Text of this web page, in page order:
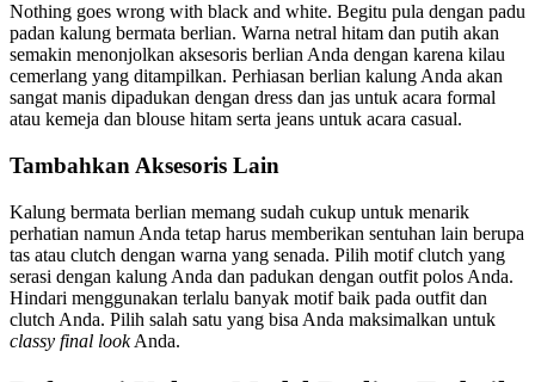
Nothing goes wrong with black and white. Begitu pula dengan padu
padan kalung bermata berlian. Warna netral hitam dan putih akan
semakin menonjolkan aksesoris berlian Anda dengan karena kilau
cemerlang yang ditampilkan. Perhiasan berlian kalung Anda akan
sangat manis dipadukan dengan dress dan jas untuk acara formal
atau kemeja dan blouse hitam serta jeans untuk acara casual.
Tambahkan Aksesoris Lain
Kalung bermata berlian memang sudah cukup untuk menarik
perhatian namun Anda tetap harus memberikan sentuhan lain berupa
tas atau clutch dengan warna yang senada. Pilih motif clutch yang
serasi dengan kalung Anda dan padukan dengan outfit polos Anda.
Hindari menggunakan terlalu banyak motif baik pada outfit dan
clutch Anda. Pilih salah satu yang bisa Anda maksimalkan untuk
classy final lookAnda.